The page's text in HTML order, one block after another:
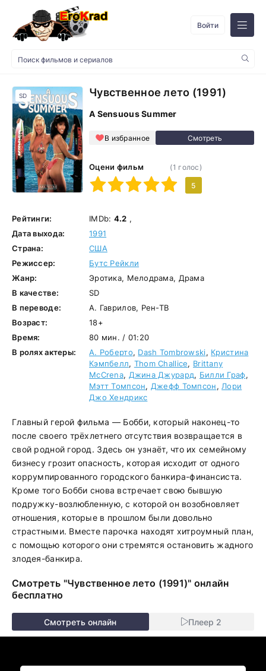
Войти
Чувственное лето (1991)
A Sensuous Summer
В избранное
SD
Оцени фильм
1
2 3 5
(1 голос)
5
Рейтинги: IMDb: 4.2 ,
Дата выхода:
1991
Страна:
США
Режиссер:
Бутс Рейкли
Жанр:
Эротика, Мелодрама, Драма
В качестве:
SD
В переводе:
А. Гаврилов, Рен-ТВ
Возраст:
18+
Время:
80 мин. / 01:20
В ролях актеры:
А. Роберто, Dash Tombrowski, Кристина
Кэмпбелл, Thom Challice, Brittany
McCrena, Джина Джурард, Билли Граф,
Мэтт Томпсон, Джефф Томпсон, Лори
Джо Хендрикс
Главный герой фильма — Бобби, который наконец-то
после своего трёхлетнего отсутствия возвращается в
свой родной город. Здесь он узнаёт, что их семейному
бизнесу грозит опасность, которая исходит от одного
коррумпированного городского банкира-финансиста.
Кроме того Бобби снова встречает свою бывшую
подружку-возлюбленную, с которой он возобновляет
отношения, которые в прошлом были довольно
страстными. Вместе парочка находят хитроумный план,
с помощью которого они стремятся остановить жадного
злодея-банкира.
Смотреть "Чувственное лето (1991)" онлайн
бесплатно
Смотреть онлайн Плеер 2